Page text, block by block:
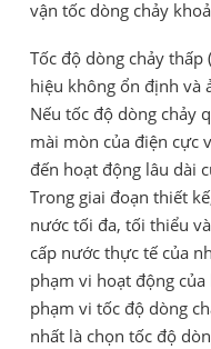
vận tốc dòng chảy
Tốc độ dòng chảy
hiệu không ổn định và
Nếu tốc độ dòng chảy
mài mòn của điện cực
đến hoạt động lâu dài
Trong giai đoạn thiết
nước tối đa, tối thiểu
cấp nước thực tế của
phạm vi hoạt động
phạm vi tốc độ dòng
nhất là chọn tốc độ